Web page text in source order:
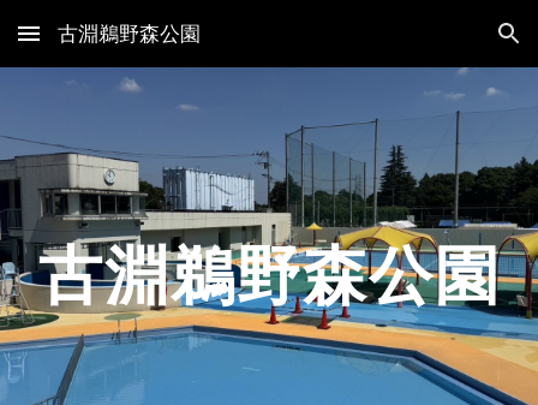
Skip to main content Skip to navigation
古淵鵜野森公園
古淵鵜野森公園